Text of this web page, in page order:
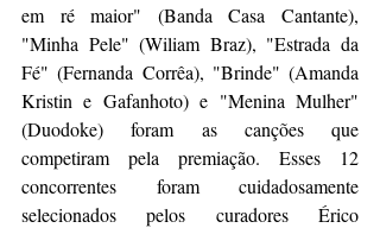
em ré maior" (Banda Casa Cantante),
"Minha Pele" (Wiliam Braz), "Estrada da
Fé" (Fernanda Corrêa), "Brinde" (Amanda
Kristin e Gafanhoto) e "Menina Mulher"
(Duodoke) foram as canções que
competiram pela premiação. Esses 12
concorrentes foram cuidadosamente
selecionados pelos curadores Érico